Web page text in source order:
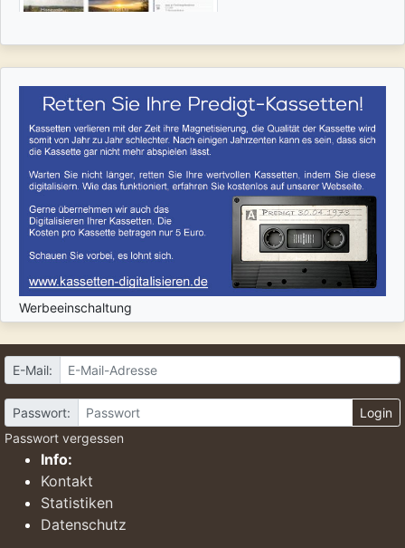
Werbeeinschaltung
E-Mail:
Passwort:
Login
Passwort vergessen
Info:
Kontakt
Statistiken
Datenschutz